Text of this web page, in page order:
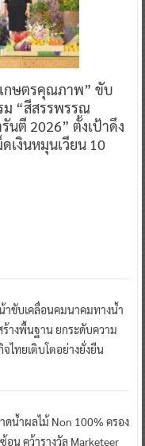
กษตรคุณภาพ” ขับ
ม “สีสรรพรรณ
นตี 2026” ตั้งเป้าดึง
เงินหมุนเวียน 10
าขับเคลื่อนคมนาคมทางน้ำ
างพื้นฐาน ยกระดับความ
ไทยเติบโตอย่างยั่งยืน
ดน้ำผลไม้ Non 100% ครอง
อน คว้ารางวัล Marketeer